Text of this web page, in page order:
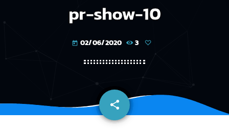
pr-show-10
today 02/06/2020 3
share
email